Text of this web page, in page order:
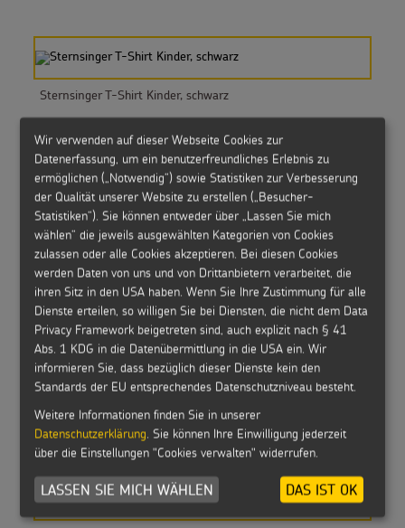
Sternsinger T-Shirt Kinder, schwarz
Sternsinger Hoodie
Sternsinger Hoodie Kinder
Werkheft 2026
Wir verwenden auf dieser Webseite Cookies zur
Datenerfassung, um ein benutzerfreundliches Erlebnis zu
ermöglichen („Notwendig“) sowie Statistiken zur Verbesserung
der Qualität unserer Website zu erstellen („Besucher-
Statistiken“). Sie können entweder über „Lassen Sie mich
wählen“ die jeweils ausgewählten Kategorien von Cookies
zulassen oder alle Cookies akzeptieren. Bei diesen Cookies
werden Daten von uns und von Drittanbietern verarbeitet, die
ihren Sitz in den USA haben. Wenn Sie Ihre Zustimmung für alle
Dienste erteilen, so willigen Sie bei Diensten, die nicht dem Data
Privacy Framework beigetreten sind, auch explizit nach § 41
Abs. 1 KDG in die Datenübermittlung in die USA ein. Wir
informieren Sie, dass bezüglich dieser Dienste kein den
Standards der EU entsprechendes Datenschutzniveau besteht.
Weitere Informationen finden Sie in unserer
Datenschutzerklärung. Sie können Ihre Einwilligung jederzeit
über die Einstellungen "Cookies verwalten" widerrufen.
LASSEN SIE MICH WÄHLEN DAS IST OK